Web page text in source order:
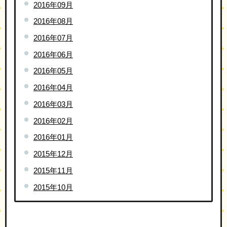
2016年09月
2016年08月
2016年07月
2016年06月
2016年05月
2016年04月
2016年03月
2016年02月
2016年01月
2015年12月
2015年11月
2015年10月